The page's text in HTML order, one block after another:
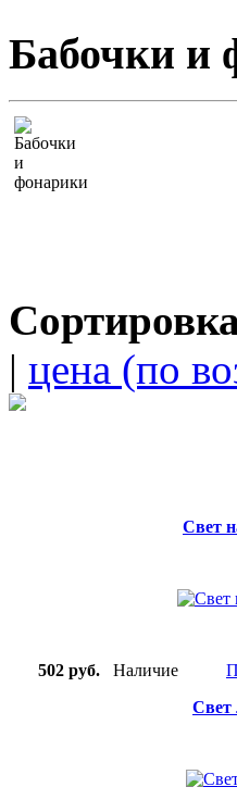
Бабочки и
| цена (по
Свет
502 руб. Наличие
Свет